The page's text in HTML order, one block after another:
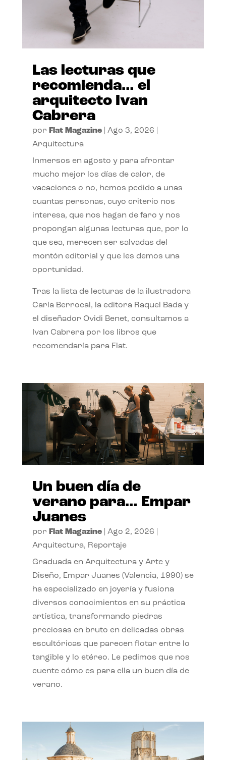
Las lecturas que
recomienda… el
arquitecto Ivan
Cabrera
por Flat Magazine| Ago 3, 2026
Arquitectura
Inmersos en agosto y para afrontar
mucho mejor los días de calor, de
vacaciones o no, hemos pedido a unas
cuantas personas, cuyo criterio nos
interesa, que nos hagan de faro y nos
propongan algunas lecturas que, por lo
que sea, merecen ser salvadas del
montón editorial y que les demos una
oportunidad.
Tras la lista de lecturas de la ilustradora
Carla Berrocal, la editora Raquel Bada y
el diseñador Ovidi Benet, consultamos a
Ivan Cabrera por los libros que
recomendaría para Flat.
Un buen día de
verano para… Empar
Juanes
por Flat Magazine| Ago 2, 2026
Arquitectura, Reportaje
Graduada en Arquitectura y Arte y
Diseño, Empar Juanes (Valencia, 1990) se
ha especializado en joyería y fusiona
diversos conocimientos en su práctica
artística, transformando piedras
preciosas en bruto en delicadas obras
escultóricas que parecen flotar entre lo
tangible y lo etéreo. Le pedimos que nos
cuente cómo es para ella un buen día de
verano.